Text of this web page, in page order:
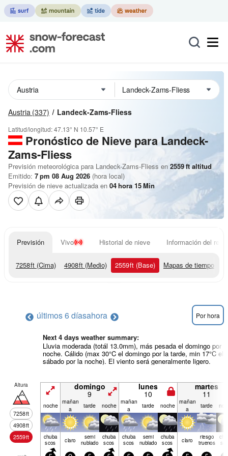
Austria (337) Landeck-Zams-Fliess
Latitud/longitud:47.13° N 10.57° E
Pronóstico de Nieve para Landeck-
Zams-Fliess
Previsión meteorológica para Landeck-Zams-Fliess en 2559ftaltitud
Emitido: 7 pm 08 Aug 2026 (hora local)
Previsión de nieve actualizada en 04hora 15Min
Previsión Vivo Historial de nieve Información del
7258ft (Cima) 4908ft (Medio) 2559ft (Base) Mapas de tiempo
últimos 6 díasahora Por hora
Next 4 days weather summary:
Lluvia moderada (totál 13.0mm), más pesada el domingo por la
noche. Cálido (max 30°C el domingo por la tarde, min 17°C el
sábado por la noche). El viento será generalmente ligero.
Altura
7258ft
4908ft
2559ft
domingo
9
lunes
10
martes
11
noche mañan
a
tarde noche mañan
a
tarde noche mañan
a
tarde
chuba
scos claro semi
nublado
chuba
scos
chuba
scos
semi
nublado
chuba
scos claro riesgo
truenos